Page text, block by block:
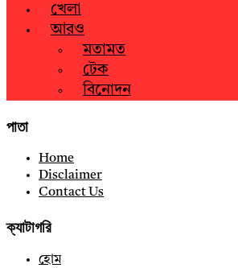
খেলা
আরও
মতামত
টেক
বিনোদন
পাতা
Home
Disclaimer
Contact Us
ক্যাটাগরি
হোম